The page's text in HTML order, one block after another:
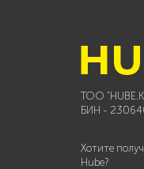
ТОО
БИН -
Хотите
Hube?